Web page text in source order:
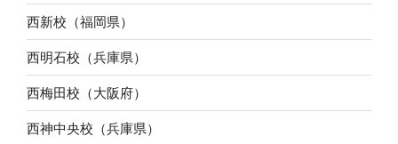
西新校（福岡県）
西明石校（兵庫県）
西梅田校（大阪府）
西神中央校（兵庫県）